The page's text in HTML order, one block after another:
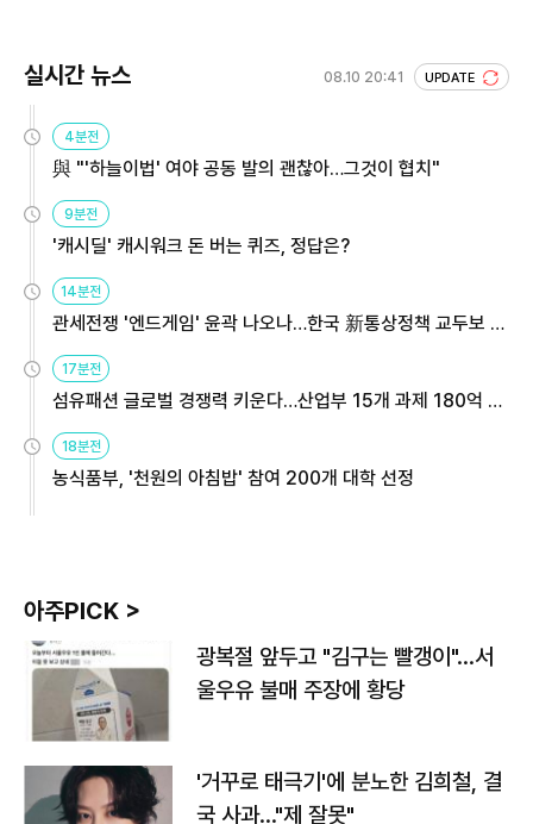
실시간 뉴스 08.10 20:41 UPDATE
4분전
與 "'하늘이법' 여야 공동 발의 괜찮아…그것이 협치"
9분전
'캐시딜' 캐시워크 돈 버는 퀴즈, 정답은?
14분전
관세전쟁 '엔드게임' 윤곽 나오나…한국 新통상정책 교두보 활
용해야
17분전
섬유패션 글로벌 경쟁력 키운다…산업부 15개 과제 180억 지
원
18분전
농식품부, '천원의 아침밥' 참여 200개 대학 선정
아주PICK >
광복절 앞두고 "김구는 빨갱이"…서
울우유 불매 주장에 황당
'거꾸로 태극기'에 분노한 김희철, 결
국 사과…"제 잘못"